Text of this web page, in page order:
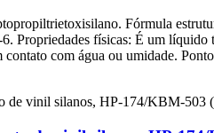
Fórmula
Propriedades físicas: É um líquido
contato com água ou umidade.